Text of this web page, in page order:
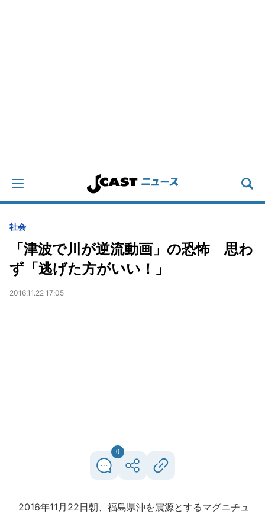
社会
「津波で川が逆流動画」の恐怖 思わ
ず「逃げた方がいい！」
2016.11.22 17:05
0
2016年11月22日朝、福島県沖を震源とするマグニチュ